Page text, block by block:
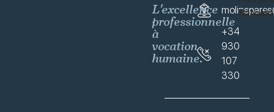
L'excellence
professionnelle
à
vocation
humaine.
+34
930
107
330